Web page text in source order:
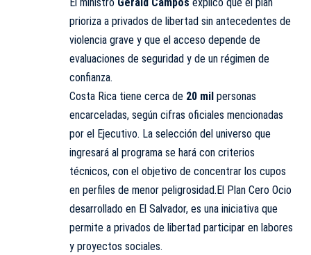
prioriza a privados de libertad sin antecedentes de
violencia grave y que el acceso depende de
evaluaciones de seguridad y de un régimen de
confianza.
Costa Rica tiene cerca de 20 mil personas
encarceladas, según cifras oficiales mencionadas
por el Ejecutivo. La selección del universo que
ingresará al programa se hará con criterios
técnicos, con el objetivo de concentrar los cupos
en perfiles de menor peligrosidad.El Plan Cero Ocio
desarrollado en El Salvador, es una iniciativa que
permite a privados de libertad participar en labores
y proyectos sociales.